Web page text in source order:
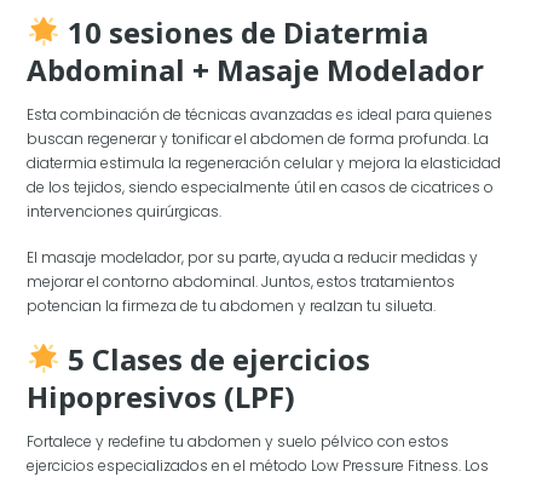
10 sesiones de Diatermia
Abdominal + Masaje Modelador
Esta combinación de técnicas avanzadas es ideal para quienes
buscan regenerar y tonificar el abdomen de forma profunda. La
diatermia estimula la regeneración celular y mejora la elasticidad
de los tejidos, siendo especialmente útil en casos de cicatrices o
intervenciones quirúrgicas.
El masaje modelador, por su parte, ayuda a reducir medidas y
mejorar el contorno abdominal. Juntos, estos tratamientos
potencian la firmeza de tu abdomen y realzan tu silueta.
5 Clases de ejercicios
Hipopresivos (LPF)
Fortalece y redefine tu abdomen y suelo pélvico con estos
ejercicios especializados en el método Low Pressure Fitness. Los